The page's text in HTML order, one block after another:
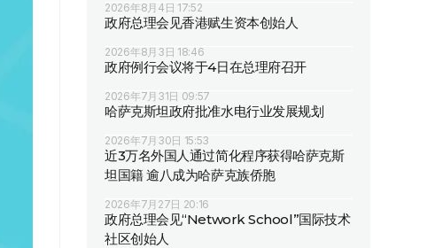
2026年8月4日 17:52
政府总理会见香港赋生资本创始人
2026年8月3日 18:46
政府例行会议将于4日在总理府召开
2026年7月31日 09:57
哈萨克斯坦政府批准水电行业发展规划
2026年7月30日 15:53
近3万名外国人通过简化程序获得哈萨克斯
坦国籍 逾八成为哈萨克族侨胞
2026年7月27日 20:16
政府总理会见“Network School”国际技术
社区创始人